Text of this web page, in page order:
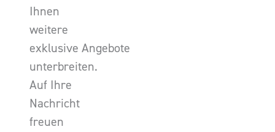
Ihnen
weitere
exklusive Angebote
unterbreiten.
Auf Ihre
Nachricht
freuen